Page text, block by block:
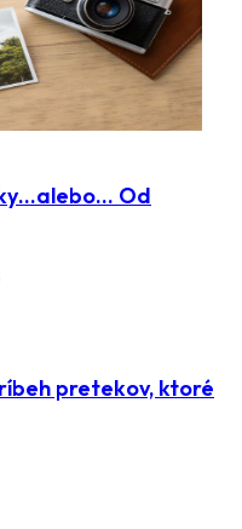
Od
pretekov, ktoré